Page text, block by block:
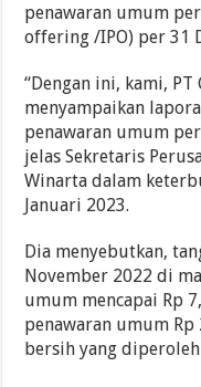
penawaran umum
offering /IPO) per 31
“Dengan ini, kami,
menyampaikan
penawaran umum
jelas Sekretaris
Winarta dalam
Januari 2023.
Dia menyebutkan,
November 2022 di
umum mencapai Rp
penawaran umum
bersih yang